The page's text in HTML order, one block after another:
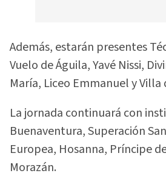
Además, estarán presentes
Vuelo de Águila, Yavé Nissi,
María, Liceo Emmanuel y Villa
La jornada continuará con
Buenaventura, Superación
Europea, Hosanna, Príncipe
Morazán.